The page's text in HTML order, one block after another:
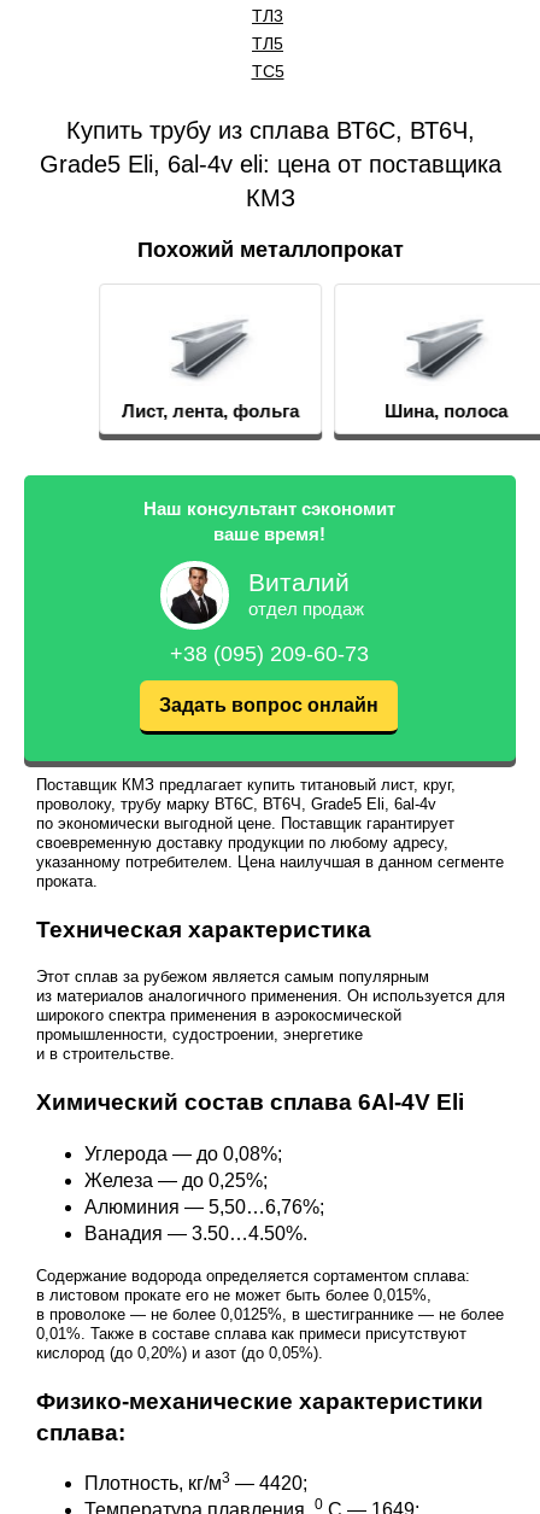
ТЛ3
ТЛ5
ТС5
Купить трубу из сплава ВТ6С, ВТ6Ч,
Grade5 Eli, 6al-4v eli: цена от поставщика
КМЗ
Похожий металлопрокат
Лист, лента, фольга Шина, полоса
Наш консультант сэкономит
ваше время!
Виталий
отдел продаж
+38 (095) 209-60-73
Задать вопрос онлайн
Поставщик КМЗ предлагает купить титановый лист, круг,
проволоку, трубу марку ВТ6С, ВТ6Ч, Grade5 Eli, 6al-4v
по экономически выгодной цене. Поставщик гарантирует
своевременную доставку продукции по любому адресу,
указанному потребителем. Цена наилучшая в данном сегменте
проката.
Техническая характеристика
Этот сплав за рубежом является самым популярным
из материалов аналогичного применения. Он используется для
широкого спектра применения в аэрокосмической
промышленности, судостроении, энергетике
и в строительстве.
Химический состав сплава 6Al-4V Eli
Углерода — до 0,08%;
Железа — до 0,25%;
Алюминия — 5,50…6,76%;
Ванадия — 3.50…4.50%.
Содержание водорода определяется сортаментом сплава:
в листовом прокате его не может быть более 0,015%,
в проволоке — не более 0,0125%, в шестиграннике — не более
0,01%. Также в составе сплава как примеси присутствуют
кислород (до 0,20%) и азот (до 0,05%).
Физико-механические характеристики
сплава:
Плотность, кг/м3— 4420;
0